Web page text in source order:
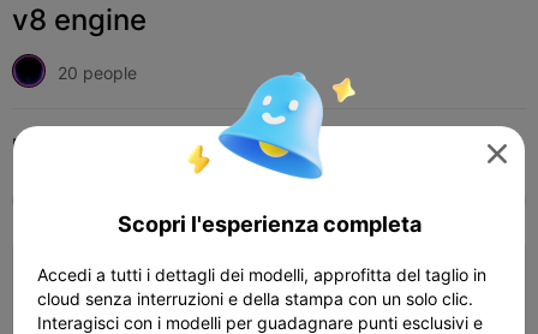
v8 engine
20 people
Print Settings (1) Add Miniature Veicoli e Macchinari 
0.16mm layer, 2 walls, 15% infill
 01h 30m 1 plates  18.14g

Scopri l'esperienza completa
Accedi a tutti i dettagli dei modelli, approfitta del taglio in
cloud senza interruzioni e della stampa con un solo clic.
Interagisci con i modelli per guadagnare punti esclusivi e